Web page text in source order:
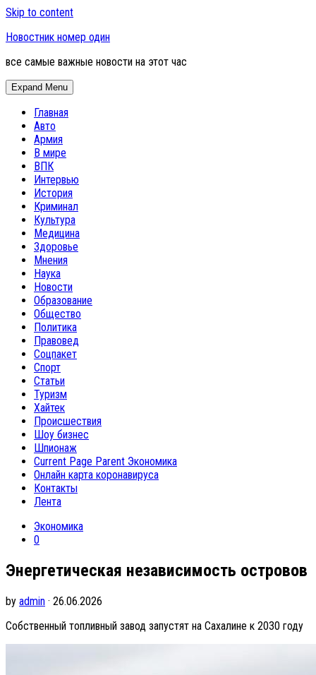
Skip to content
Новостник номер один
все самые важные новости на этот час
Expand Menu
Главная
Авто
Армия
В мире
ВПК
Интервью
История
Криминал
Культура
Медицина
Здоровье
Мнения
Наука
Новости
Образование
Общество
Политика
Правовед
Соцпакет
Спорт
Статьи
Туризм
Хайтек
Происшествия
Шоу бизнес
Шпионаж
Current Page Parent Экономика
Онлайн карта коронавируса
Контакты
Лента
Экономика
0
Энергетическая независимость островов
by admin · 26.06.2026
Собственный топливный завод запустят на Сахалине к 2030 году